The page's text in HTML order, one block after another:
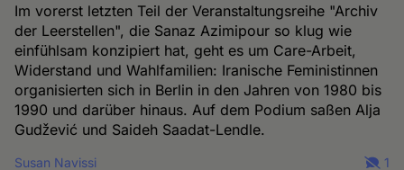
Im vorerst letzten Teil der Veranstaltungsreihe "Archiv
der Leerstellen", die Sanaz Azimipour so klug wie
einfühlsam konzipiert hat, geht es um Care-Arbeit,
Widerstand und Wahlfamilien: Iranische Feministinnen
organisierten sich in Berlin in den Jahren von 1980 bis
1990 und darüber hinaus. Auf dem Podium saßen Alja
Gudžević und Saideh Saadat-Lendle.
Susan Navissi
1